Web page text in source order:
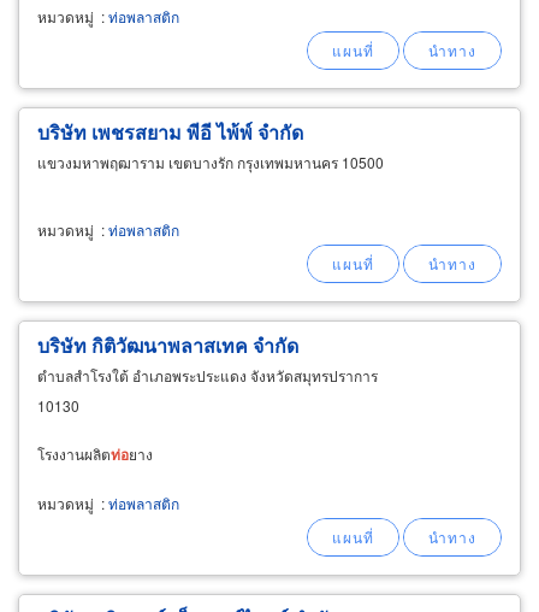
หมวดหมู่ :ท่อพลาสติก
บริษัท เพชรสยาม พีอี ไพ้พ์ จำกัด
แขวงมหาพฤฒาราม เขตบางรัก กรุงเทพมหานคร 10500
หมวดหมู่ :ท่อพลาสติก
บริษัท กิติวัฒนาพลาสเทค จำกัด
ตำบลสำโรงใต้ อำเภอพระประแดง จังหวัดสมุทรปราการ
10130
โรงงานผลิตท่อยาง
หมวดหมู่ :ท่อพลาสติก